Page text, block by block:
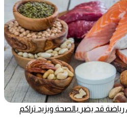
قد يضر بالصحة ويزيد تراكم